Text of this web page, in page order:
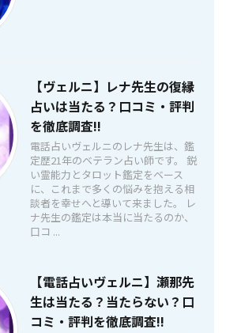
【ヴェルニ】レナ先生の復縁
占いは当たる？口コミ・評判
を徹底調査!!
電話占いヴェルニのレナ先生は、鑑
定歴21年のベテラン占い師です。 鋭
い霊能力とタロット鑑定をベース
に、これまで多くの悩みを抱える相
談者を幸せへと導いて来ました。 レ
ナ先生の鑑定は本当に当たるのか、
口コ ...
【電話占いヴェルニ】瀬那先
生は当たる？当たらない？口
コミ・評判を徹底調査!!